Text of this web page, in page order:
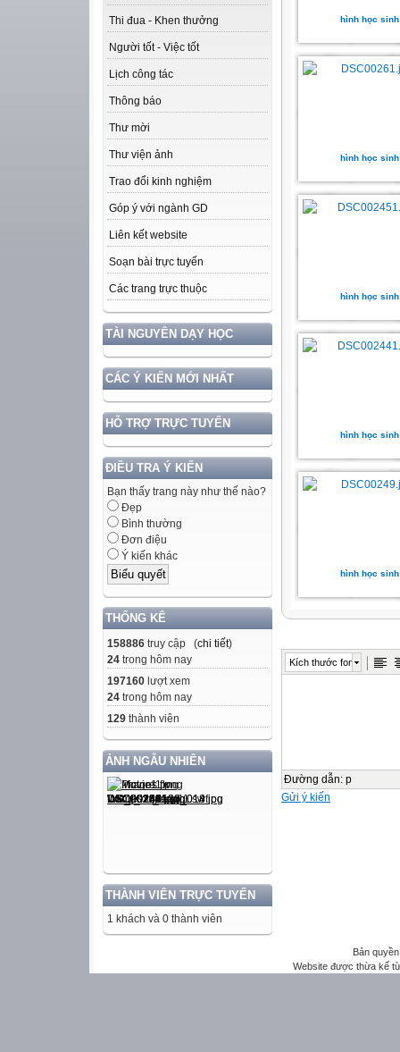
Thi đua - Khen thưởng
Người tốt - Việc tốt
Lịch công tác
Thông báo
Thư mời
Thư viện ảnh
Trao đổi kinh nghiệm
Góp ý với ngành GD
Liên kết website
Soạn bài trực tuyến
Các trang trực thuộc
TÀI NGUYÊN DẠY HỌC
CÁC Ý KIẾN MỚI NHẤT
HỖ TRỢ TRỰC TUYẾN
ĐIỀU TRA Ý KIẾN
Bạn thấy trang này như thế nào?
Đẹp
Bình thường
Đơn điệu
Ý kiến khác
THỐNG KÊ
158886 truy cập (chi tiết)
24 trong hôm nay
197160 lượt xem
24 trong hôm nay
129 thành viên
ẢNH NGẪU NHIÊN
THÀNH VIÊN TRỰC TUYẾN
1 khách và 0 thành viên
hình học sinh
hình học sinh
hình học sinh
hình học sinh
hình học sinh
Kích thước font
Đường dẫn: p
Gửi ý kiến
Bản
Website được thừa kế